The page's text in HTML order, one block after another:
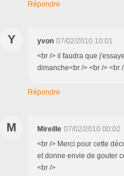
Répondre
Y yvon 07/02/2010 10:01
<br /> il faudra que
dimanche<br /> <br /> <br
Répondre
M Mireille 07/02/2010 00:02
<br /> Merci pour cette
et donne envie de gouter
<br />